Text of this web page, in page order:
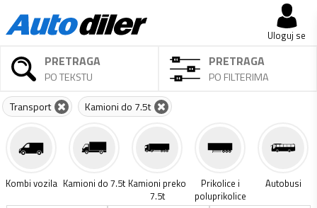
Uloguj se
PRETRAGA
PO TEKSTU
PRETRAGA
PO FILTERIMA
Transport Kamioni do 7.5t
Kombi vozila Kamioni do 7.5t Kamioni preko
7.5t
Prikolice i
poluprikolice
Autobusi